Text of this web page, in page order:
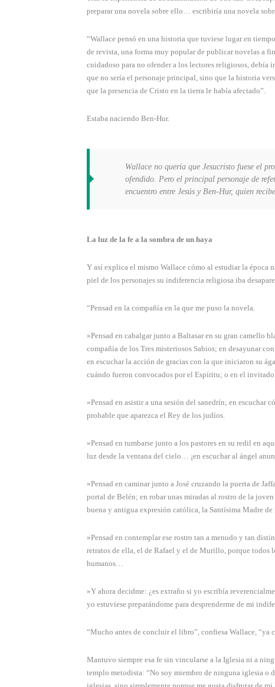
preparar una novela sobre ello… escribiría una novela
“Wallace pensó en una historia que tuviese lugar en
de revista, una forma muy popular de publicar novelas a
cuidadoso para no ofender a los lectores religiosos, debía
que no sería el personaje principal, sino que la historia
que la presencia de Cristo en la tierra le había afectado”.
Estaba naciendo Ben-Hur.
Wallace no quería que Jesucristo fuese el
ofendido. Pero el principal personaje de
encuentro entre Jesús y Ben-Hur, quien
La luz de la fe a la sombra de un haya
Y así explica el mismo Wallace cómo al estudiar la época
piel de los personajes su indiferencia religiosa iba
“Pensad en la compañía en la que me puso la novela.
»Pensad en cabalgar junto a Baltasar en su gran camello
compañía de los Tres misteriosos Sabios; en desayunar
en escuchar la acción de gracias con la que iniciaron su
cuándo fueron convocados por el Espíritu; o en el
»Pensad en asistir a una sesión del sanedrín; en escuchar
probable que aparezca el Rey de los judíos.
»Pensad en tumbarse junto a los pastores en su redil en
luz desde la ventana del cielo… ¡en escuchar al ángel
»Pensad en caminar junto a José cruzando la puerta de
portal de Belén; en robar unas miradas al rostro de la
buena y antigua expresión católica, la Santísima Madre de
»Pensad en contemplar ese rostro tan a menudo y tan
retratos de ella, el de Rafael y el de Murillo, porque todos
humanos…
»Y ahora decidme: ¿es extraño si yo escribía
yo estuviese preparándome para desprenderme de mi
“Mucho antes de concluir el libro”, confiesa Wallace, “ya
Mantuvo siempre esa fe sin vincularse a la Iglesia ni a
templo metodista: “No soy miembro de ninguna iglesia o